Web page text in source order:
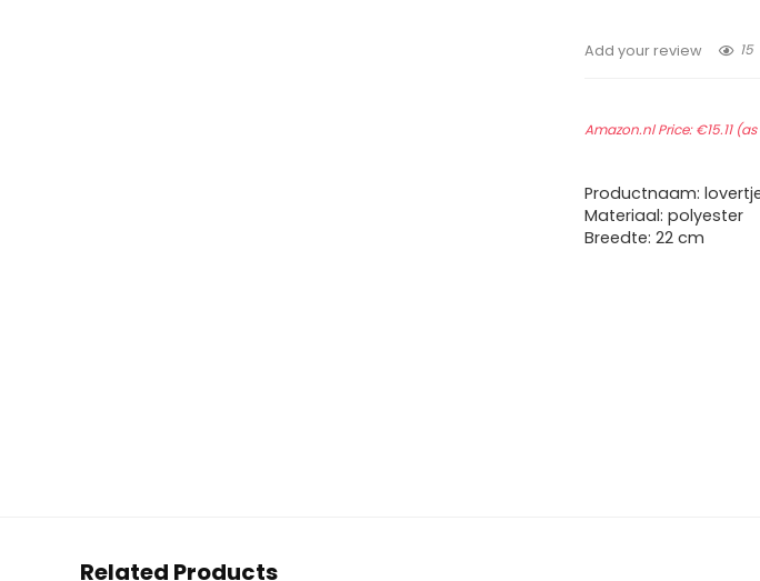
Add your review 15
Amazon.nl Price:€15.11(as
Productnaam:
Materiaal: polyester
Breedte: 22 cm
Related Products